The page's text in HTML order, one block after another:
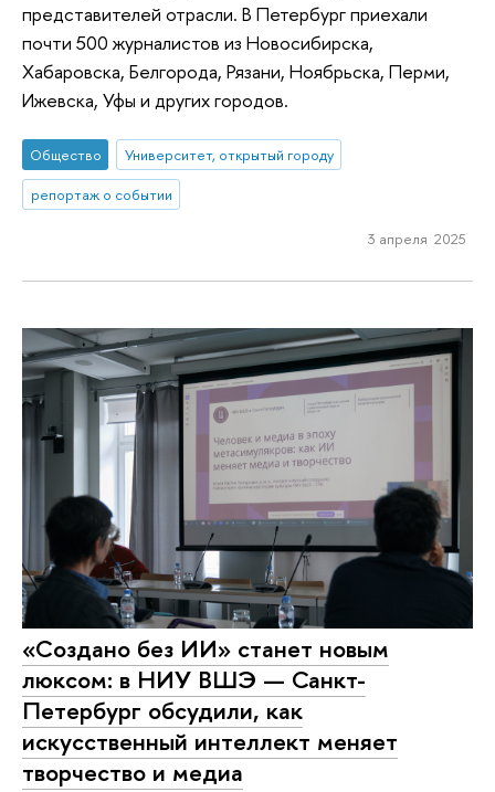
представителей отрасли. В Петербург приехали
почти 500 журналистов из Новосибирска,
Хабаровска, Белгорода, Рязани, Ноябрьска, Перми,
Ижевска, Уфы и других городов.
Общество
Университет, открытый городу
репортаж о событии
3 апреля 2025
«Создано без ИИ» станет новым
люксом: в НИУ ВШЭ — Санкт-
Петербург обсудили, как
искусственный интеллект меняет
творчество и медиа